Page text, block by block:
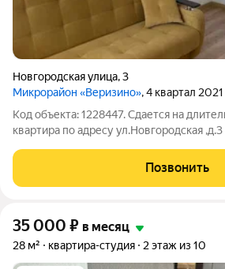
Новгородская улица,3
Микрорайон «Веризино», 4 квартал 2021
Код объекта: 1228447. Сдается на
квартира по адресу ул.Новгородская
панелью ,холодильник ,кухонный стол, 2
место ,шкаф ,душевая кабина ,
Позвонить
35 000 ₽ в месяц
28 м² квартира-студия 2 этаж из 10